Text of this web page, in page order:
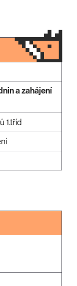
a zahájení
1.tříd